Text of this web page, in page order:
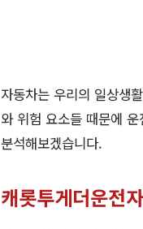
자동차는 우리의 일상생
와 위험 요소들 때문에
분석해보겠습니다.
캐롯투게더운전